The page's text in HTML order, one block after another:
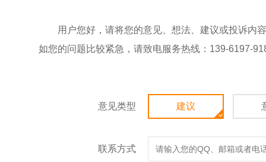
用户您好，请将您的意见、想法、建议或投诉内
如您的问题比较紧急，请致电服务热线：139-6197-
意见类型 建议
联系方式